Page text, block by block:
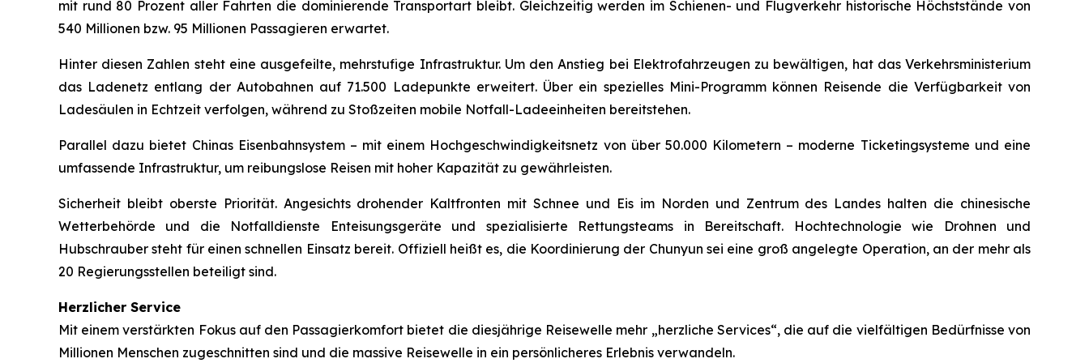
mit rund 80 Prozent aller Fahrten die dominierende Transportart bleibt. Gleichzeitig werden im Schienen- und Flugverkehr historische Höchststände von
540 Millionen bzw. 95 Millionen Passagieren erwartet.
Hinter diesen Zahlen steht eine ausgefeilte, mehrstufige Infrastruktur. Um den Anstieg bei Elektrofahrzeugen zu bewältigen, hat das Verkehrsministerium
das Ladenetz entlang der Autobahnen auf 71.500 Ladepunkte erweitert. Über ein spezielles Mini-Programm können Reisende die Verfügbarkeit von
Ladesäulen in Echtzeit verfolgen, während zu Stoßzeiten mobile Notfall-Ladeeinheiten bereitstehen.
Parallel dazu bietet Chinas Eisenbahnsystem – mit einem Hochgeschwindigkeitsnetz von über 50.000 Kilometern – moderne Ticketingsysteme und eine
umfassende Infrastruktur, um reibungslose Reisen mit hoher Kapazität zu gewährleisten.
Sicherheit bleibt oberste Priorität. Angesichts drohender Kaltfronten mit Schnee und Eis im Norden und Zentrum des Landes halten die chinesische
Wetterbehörde und die Notfalldienste Enteisungsgeräte und spezialisierte Rettungsteams in Bereitschaft. Hochtechnologie wie Drohnen und
Hubschrauber steht für einen schnellen Einsatz bereit. Offiziell heißt es, die Koordinierung der Chunyun sei eine groß angelegte Operation, an der mehr als
20 Regierungsstellen beteiligt sind.
Herzlicher Service
Mit einem verstärkten Fokus auf den Passagierkomfort bietet die diesjährige Reisewelle mehr „herzliche Services“, die auf die vielfältigen Bedürfnisse von
Millionen Menschen zugeschnitten sind und die massive Reisewelle in ein persönlicheres Erlebnis verwandeln.